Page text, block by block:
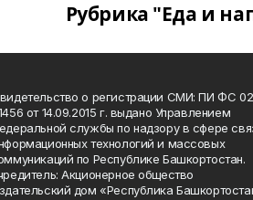
Рубрика "Еда и
о регистрации СМИ: ПИ ФС
от 14.09.2015 г. выдано Управлением
службы по надзору в сфере
технологий и массовых
по Республике Башкортостан.
Акционерное общество
дом «Республика